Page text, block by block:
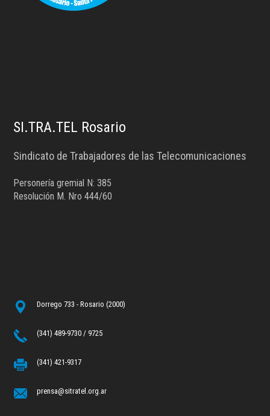
SI.TRA.TEL Rosario
Sindicato de Trabajadores de las Telecomunicaciones
Personería gremial N: 385
Resolución M. Nro 444/60
Dorrego 733 - Rosario (2000)
(341) 489-9730 / 9725
(341) 421-9317
prensa@sitratel.org.ar